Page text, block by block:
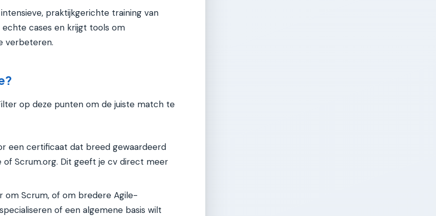
intensieve, praktijkgerichte training van
cases en krijgt tools om
verbeteren.
op deze punten om de juiste match te
een certificaat dat breed gewaardeerd
of Scrum.org. Dit geeft je cv direct meer
om Scrum, of om bredere Agile-
of een algemene basis wilt